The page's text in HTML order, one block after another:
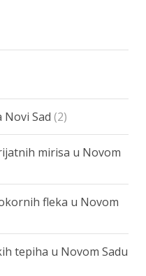
Sad (2)
mirisa u Novom
fleka u Novom
tepiha u Novom Sadu